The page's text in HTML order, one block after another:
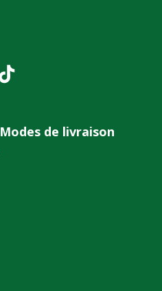
TikTok
Modes de livraison